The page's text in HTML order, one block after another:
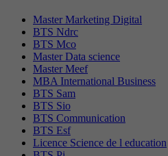
Master Marketing Digital
BTS Ndrc
BTS Mco
Master Data science
Master Meef
MBA International Business
BTS Sam
BTS Sio
BTS Communication
BTS Esf
Licence Science de l education